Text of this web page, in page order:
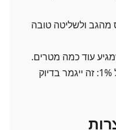
מהגב ולשליטה טובה
עוד כמה מטרים.
– עייפות בשטח היא כמו טלפון על 1%: זה ייגמר בדיוק
קצרות